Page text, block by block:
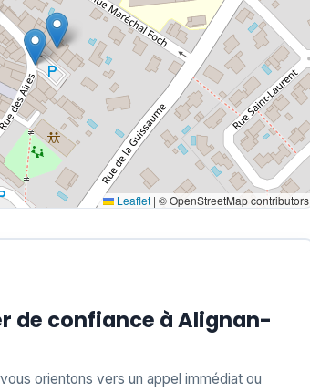
Leaflet | © OpenStreetMap contributors
de confiance à Alignan-
orientons vers un appel immédiat ou